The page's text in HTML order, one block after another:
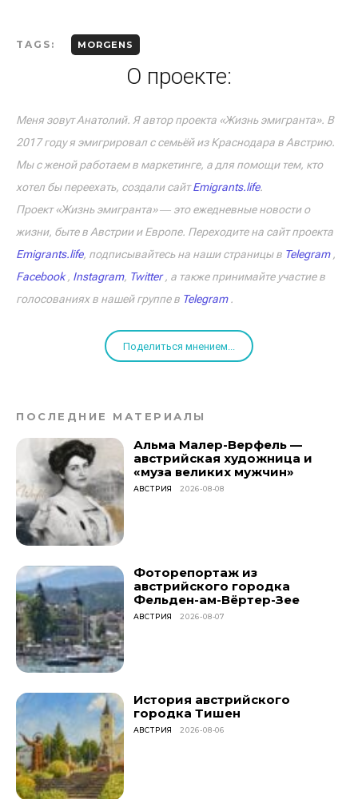
TAGS: MORGENS
О проекте:
Меня зовут Анатолий. Я автор проекта «Жизнь эмигранта». В
2017 году я эмигрировал с семьёй из Краснодара в Австрию.
Мы с женой работаем в маркетинге, а для помощи тем, кто
хотел бы переехать, создали сайтEmigrants.life.
Проект «Жизнь эмигранта» ― это ежедневные новости о
жизни, быте в Австрии и Европе. Переходите на сайт проекта
Emigrants.life, подписывайтесь на наши страницы в Telegram,
Facebook, Instagram, Twitter, а также принимайте участие в
голосованиях в нашей группе в Telegram.
Поделиться мнением...
ПОСЛЕДНИЕ МАТЕРИАЛЫ
Альма Малер-Верфель —
австрийская художница и
«муза великих мужчин»
АВСТРИЯ 2026-08-08
Фоторепортаж из
австрийского городка
Фельден-ам-Вёртер-Зее
АВСТРИЯ 2026-08-07
История австрийского
городка Тишен
АВСТРИЯ 2026-08-06